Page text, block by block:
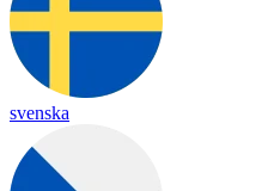
svenska